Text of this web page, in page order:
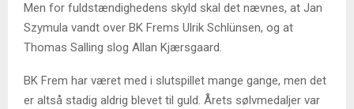
Men for fuldstændighedens skyld skal det nævnes, at Jan
Szymula vandt over BK Frems Ulrik Schlünsen, og at
Thomas Salling slog Allan Kjærsgaard.
BK Frem har været med i slutspillet mange gange, men det
er altså stadig aldrig blevet til guld. Årets sølvmedaljer var